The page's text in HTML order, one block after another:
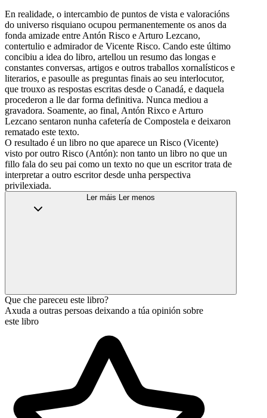
En realidade, o intercambio de puntos de vista e valoracións
do universo risquiano ocupou permanentemente os anos da
fonda amizade entre Antón Risco e Arturo Lezcano,
contertulio e admirador de Vicente Risco. Cando este último
concibiu a idea do libro, artellou un resumo das longas e
constantes conversas, artigos e outros traballos xornalísticos e
literarios, e pasoulle as preguntas finais ao seu interlocutor,
que trouxo as respostas escritas desde o Canadá, e daquela
procederon a lle dar forma definitiva. Nunca mediou a
gravadora. Soamente, ao final, Antón Rixco e Arturo
Lezcano sentaron nunha cafetería de Compostela e deixaron
rematado este texto.
O resultado é un libro no que aparece un Risco (Vicente)
visto por outro Risco (Antón): non tanto un libro no que un
fillo fala do seu pai como un texto no que un escritor trata de
interpretar a outro escritor desde unha perspectiva
privilexiada.
Ler máis Ler menos
Que che pareceu este libro?
Axuda a outras persoas deixando a túa opinión sobre
este libro